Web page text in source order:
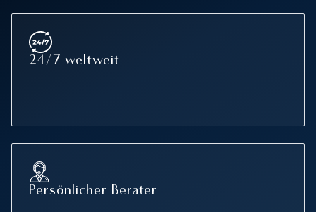
24/7 weltweit
Persönlicher Berater